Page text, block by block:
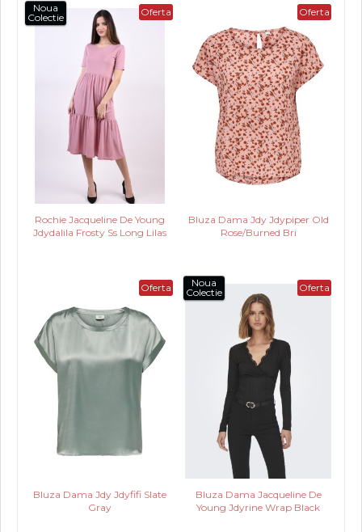
Oferta
Noua
Colectie
Rochie Jacqueline De Young
Jdydalila Frosty Ss Long Lilas
Oferta
Bluza Dama Jdy Jdypiper Old
Rose/Burned Bri
Oferta
Bluza Dama Jdy Jdyfifi Slate
Gray
Oferta
Noua
Colectie
Bluza Dama Jacqueline De
Young Jdyrine Wrap Black